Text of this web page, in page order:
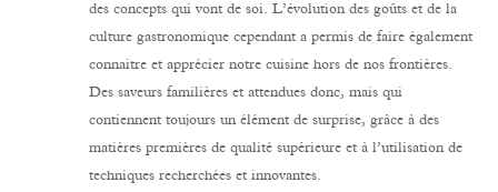
des concepts qui vont de soi. L’évolution des goûts et de la
culture gastronomique cependant a permis de faire également
connaitre et apprécier notre cuisine hors de nos frontières.
Des saveurs familières et attendues donc, mais qui
contiennent toujours un élément de surprise, grâce à des
matières premières de qualité supérieure et à l’utilisation de
techniques recherchées et innovantes.